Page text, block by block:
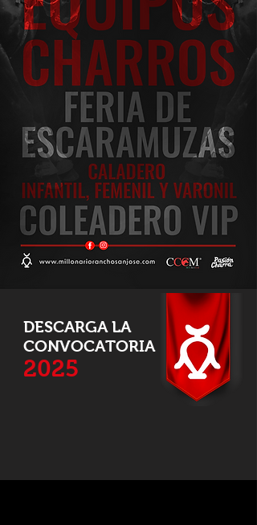
DESCARGA LA
CONVOCATORIA
2025